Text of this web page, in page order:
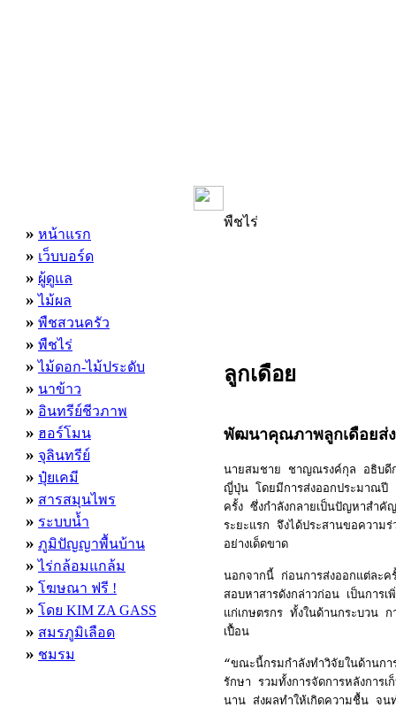
» หน้าแรก
» เว็บบอร์ด
» ผู้ดูแล
» ไม้ผล
» พืชสวนครัว
» พืชไร่
» ไม้ดอก-ไม้ประดับ
» นาข้าว
» อินทรีย์ชีวภาพ
» ฮอร์โมน
» จุลินทรีย์
» ปุ๋ยเคมี
» สารสมุนไพร
» ระบบน้ำ
» ภูมิปัญญาพื้นบ้าน
» ไร่กล้อมแกล้ม
» โฆษณา ฟรี !
» โดย KIM ZA GASS
» สมรภูมิเลือด
» ชมรม
พืชไร่
ลูกเดือย
พัฒนาคุณภาพลูกเดือยส่
นายสมชาย ชาญณรงค์กุล อธิบดีก
ญี่ปุ่น โดยมีการส่งออกประมาณปี
ครั้ง ซึ่งกำลังกลายเป็นปัญหาสำ
ระยะแรก จึงได้ประสานขอความ
อย่างเด็ดขาด
นอกจากนี้ ก่อนการส่งออกแต่ละค
สอบหาสารดังกล่าวก่อน เป็นการ
แก่เกษตรกร ทั้งในด้านกระบวน
เปื้อน
“ขณะนี้กรมกำลังทำวิจัยในด้านกา
รักษา รวมทั้งการจัดการหลังการเ
นาน ส่งผลทำให้เกิดความชื้น จนท